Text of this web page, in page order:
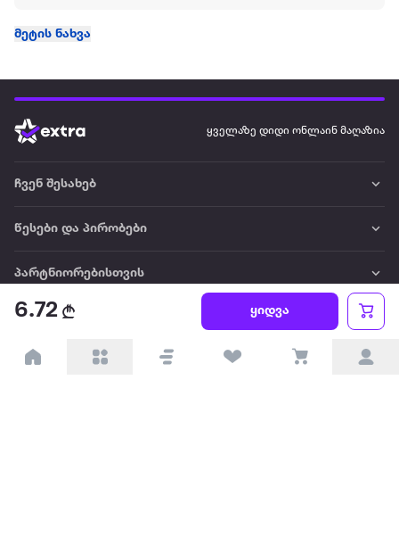
6.72 ყიდვა
მეტის ნახვა
ყველაზე დიდი ონლაინ მაღაზია
ჩვენ შესახებ
წესები და პირობები
პარტნიორებისთვის
ტრენდული
პოპულარული